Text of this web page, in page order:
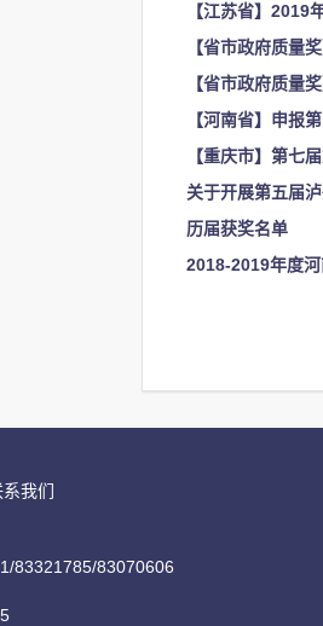
【江苏省】2019
【省市政府质量
【河南省】申报
【重庆市】第七
关于开展第五届
历届获奖名单
2018-2019年度
我们
83321785/83070606